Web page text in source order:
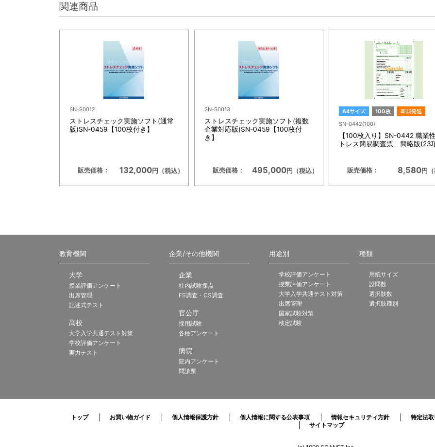
関連商品
SN-S0012
ストレスチェック実施ソフト(通常
版)SN-0459【100枚付き】
販売価格： 132,000円（税込）
SN-S0013
ストレスチェック実施ソフト(複数
企業対応版)SN-0459【100枚付
き】
販売価格： 495,000円（税込）
A4サイズ 100枚
即日発送
SN-0442(100)
【100枚入り】SN-0442 職業
トレス簡易調査票 簡略版(23
販売価格： 8,580円（
教育機関
大学
授業評価アンケート
出席管理
記述式テスト
高校
大学入学共通テスト対策
学校評価アンケート
実力テスト
企業/その他機関
企業
社内試験採点
ES調査・CS調査
官公庁
採用試験
各種アンケート
病院
院内アンケート
問診票
用途別
学校評価アンケート
授業評価アンケート
大学入学共通テスト対策
出席管理
国家試験対策
検定試験
種類
用紙サイズ
設問数
選択肢数
選択肢種別
トップ お買い物ガイド 個人情報保護方針 個人情報に関する公表事項 情報セキュリティ方針 特定法
サイトマップ